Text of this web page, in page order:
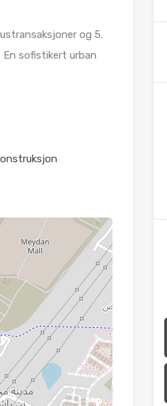
og 5.
En sofistikert urban